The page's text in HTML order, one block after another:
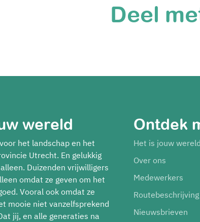
Deel
wereld
het landschap en het
Utrecht. En gelukkig
Duizenden vrijwilligers
omdat ze geven om het
Vooral ook omdat ze
mooie niet vanzelfsprekend
jij, en alle generaties na
Ontdek
Het is jouw wereld
Over ons
Medewerkers
Routebeschrijving
Nieuwsbrieven